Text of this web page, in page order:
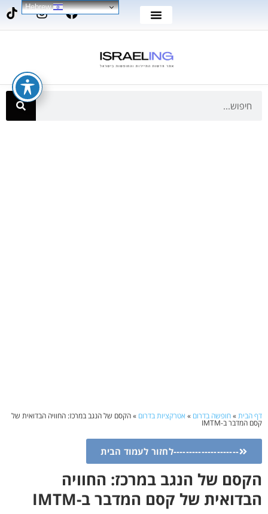
דף הבית»חופשה בדרום » אטרקציות בדרום »הקסם של הנגב במרכז: החוויה הבדואית של
קסם המדבר ב-IMTM
---------------------לחזור לעמוד הבית
הקסם של הנגב במרכז: החוויה
הבדואית של קסם המדבר ב-IMTM
Hebrew